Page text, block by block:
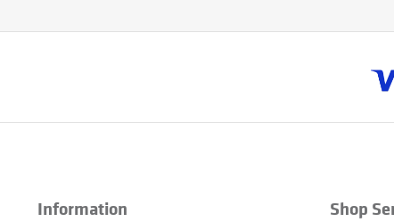
Information Shop